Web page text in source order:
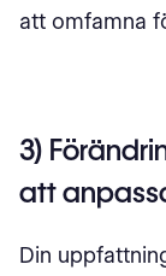
att omfamna
3)
att
Din